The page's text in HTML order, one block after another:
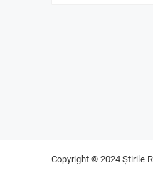
Copyright © 2024 Știrile